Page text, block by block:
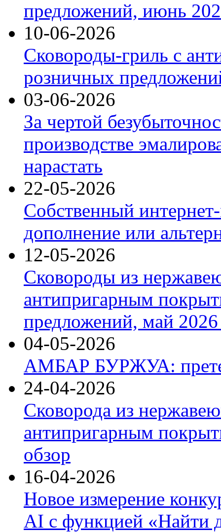
предложений, июнь
10-06-2026
Сковороды-гриль с
розничных
03-06-2026
За чертой
производстве
нарастать
22-05-2026
Собственный
дополнение или
12-05-2026
Сковороды из
антипригарным
предложений, май 2026
04-05-2026
АМБАР БУРЖУА:
24-04-2026
Сковорода из
антипригарным
обзор
16-04-2026
Новое измерение
AI с функцией «Найти